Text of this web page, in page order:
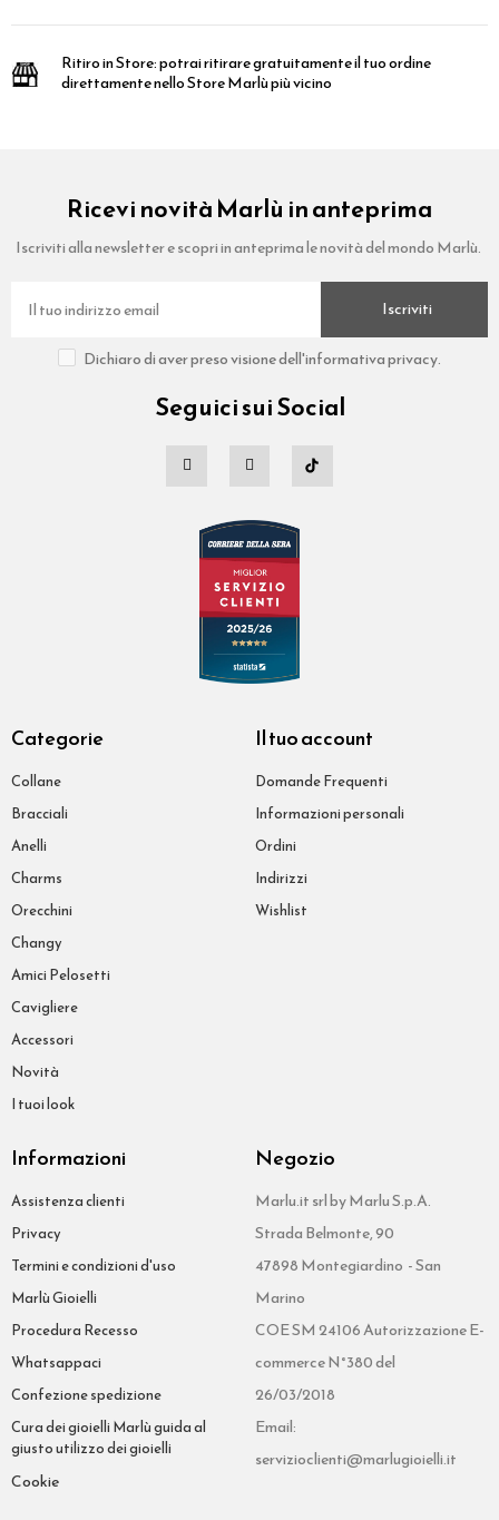
Ritiro in Store:potrai ritirare gratuitamente il tuo ordine
direttamente nello Store Marlù più vicino
Ricevi novità Marlù in anteprima
Iscriviti alla newsletter e scopri in anteprima le novità del mondo Marlù.
Iscriviti
Dichiaro di aver preso visione dell'informativa privacy.
Seguici sui Social
Categorie
Collane
Bracciali
Anelli
Charms
Orecchini
Changy
Amici Pelosetti
Cavigliere
Accessori
Novità
I tuoi look
Il tuo account
Domande Frequenti
Informazioni personali
Ordini
Indirizzi
Wishlist
Informazioni
Assistenza clienti
Privacy
Termini e condizioni d'uso
Marlù Gioielli
Procedura Recesso
Whatsappaci
Confezione spedizione
Cura dei gioielli Marlù guida al
giusto utilizzo dei gioielli
Cookie
Negozio
Marlu.it srl by Marlu S.p.A.
Strada Belmonte, 90
47898 Montegiardino - San
Marino
COE SM 24106 Autorizzazione E-
commerce N°380 del
26/03/2018
Email:
servizioclienti@marlugioielli.it